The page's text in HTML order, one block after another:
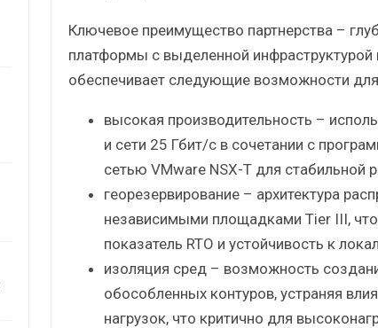
Ключевое преимущество партнерства –
платформы с выделенной инфраструктурой
обеспечивает следующие возможности
высокая производительность –
и сети 25 Гбит/с в сочетании с
сетью VMware NSX-T для стабильной
георезервирование – архитектура
независимыми площадками Tier III, что
показатель RTO и устойчивость к
изоляция сред – возможность
обособленных контуров, устраняя
нагрузок, что критично для